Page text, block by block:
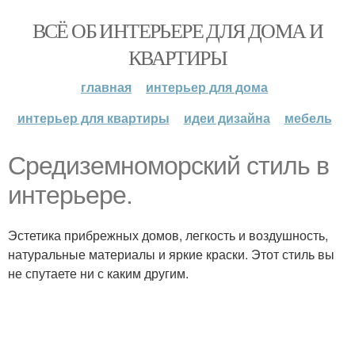
ВСЁ ОБ ИНТЕРЬЕРЕ ДЛЯ ДОМА И
КВАРТИРЫ
главная
интерьер для дома
интерьер для квартиры
идеи дизайна мебель
Средиземноморский стиль в
интерьере.
Эстетика прибрежных домов, легкость и воздушность,
натуральные материалы и яркие краски. Этот стиль вы
не спутаете ни с каким другим.